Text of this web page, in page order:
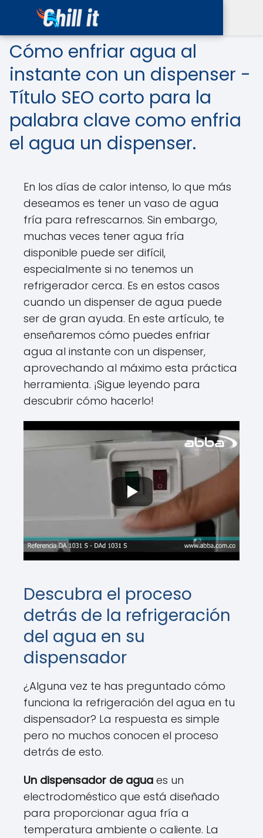
Cómo enfriar agua al
instante con un dispenser -
Título SEO corto para la
palabra clave como enfria
el agua un dispenser.
En los días de calor intenso, lo que más
deseamos es tener un vaso de agua
fría para refrescarnos. Sin embargo,
muchas veces tener agua fría
disponible puede ser difícil,
especialmente si no tenemos un
refrigerador cerca. Es en estos casos
cuando un dispenser de agua puede
ser de gran ayuda. En este artículo, te
enseñaremos cómo puedes enfriar
agua al instante con un dispenser,
aprovechando al máximo esta práctica
herramienta. ¡Sigue leyendo para
descubrir cómo hacerlo!
Descubra el proceso
detrás de la refrigeración
del agua en su
dispensador
¿Alguna vez te has preguntado cómo
funciona la refrigeración del agua en tu
dispensador? La respuesta es simple
pero no muchos conocen el proceso
detrás de esto.
Un dispensador de agua es un
electrodoméstico que está diseñado
para proporcionar agua fría a
temperatura ambiente o caliente. La